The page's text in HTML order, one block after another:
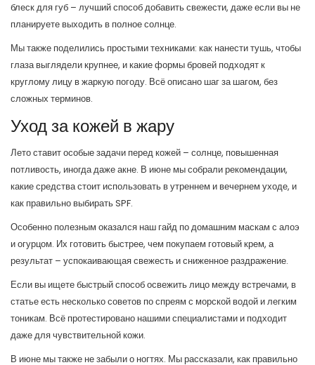
блеск для губ – лучший способ добавить свежести, даже если вы не
планируете выходить в полное солнце.
Мы также поделились простыми техниками: как нанести тушь, чтобы
глаза выглядели крупнее, и какие формы бровей подходят к
круглому лицу в жаркую погоду. Всё описано шаг за шагом, без
сложных терминов.
Уход за кожей в жару
Лето ставит особые задачи перед кожей – солнце, повышенная
потливость, иногда даже акне. В июне мы собрали рекомендации,
какие средства стоит использовать в утреннем и вечернем уходе, и
как правильно выбирать SPF.
Особенно полезным оказался наш гайд по домашним маскам с алоэ
и огурцом. Их готовить быстрее, чем покупаем готовый крем, а
результат – успокаивающая свежесть и сниженное раздражение.
Если вы ищете быстрый способ освежить лицо между встречами, в
статье есть несколько советов по спреям с морской водой и легким
тоникам. Всё протестировано нашими специалистами и подходит
даже для чувствительной кожи.
В июне мы также не забыли о ногтях. Мы рассказали, как правильно